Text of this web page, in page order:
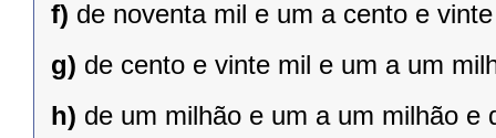
f) de noventa mil e um a cento e
g) de cento e vinte mil e um a um
h) de um milhão e um a um milhão e